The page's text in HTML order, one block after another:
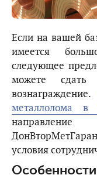
Если на вашей
имеется
следующее
можете
вознаграждение.
металлолома в
условия